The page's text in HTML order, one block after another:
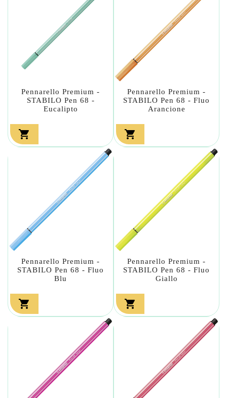
Pennarello Premium -
STABILO Pen 68 -
Eucalipto

Pennarello Premium -
STABILO Pen 68 - Fluo
Arancione

Pennarello Premium -
STABILO Pen 68 - Fluo
Blu

Pennarello Premium -
STABILO Pen 68 - Fluo
Giallo
